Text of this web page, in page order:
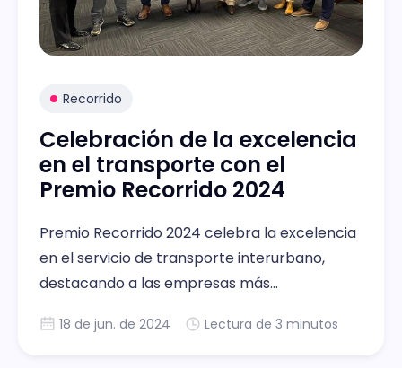
Recorrido
Celebración de la excelencia
en el transporte con el
Premio Recorrido 2024
Premio Recorrido 2024 celebra la excelencia
en el servicio de transporte interurbano,
destacando a las empresas más
18 de jun. de 2024 Lectura de 3 minutos